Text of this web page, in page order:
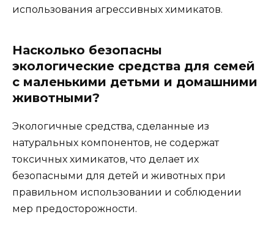
использования агрессивных химикатов.
Насколько безопасны
экологические средства для семей
с маленькими детьми и домашними
животными?
Экологичные средства, сделанные из
натуральных компонентов, не содержат
токсичных химикатов, что делает их
безопасными для детей и животных при
правильном использовании и соблюдении
мер предосторожности.